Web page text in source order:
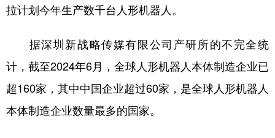
拉计划今年生产数千台人形机器人。
据深圳新战略传媒有限公司产研所的不完全统
计，截至2024年6月，全球人形机器人本体制造企业已
超160家，其中中国企业超过60家，是全球人形机器人
本体制造企业数量最多的国家。